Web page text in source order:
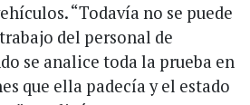
“Todavía no se puede
del personal de
se analice toda la prueba en
que ella padecía y el estado